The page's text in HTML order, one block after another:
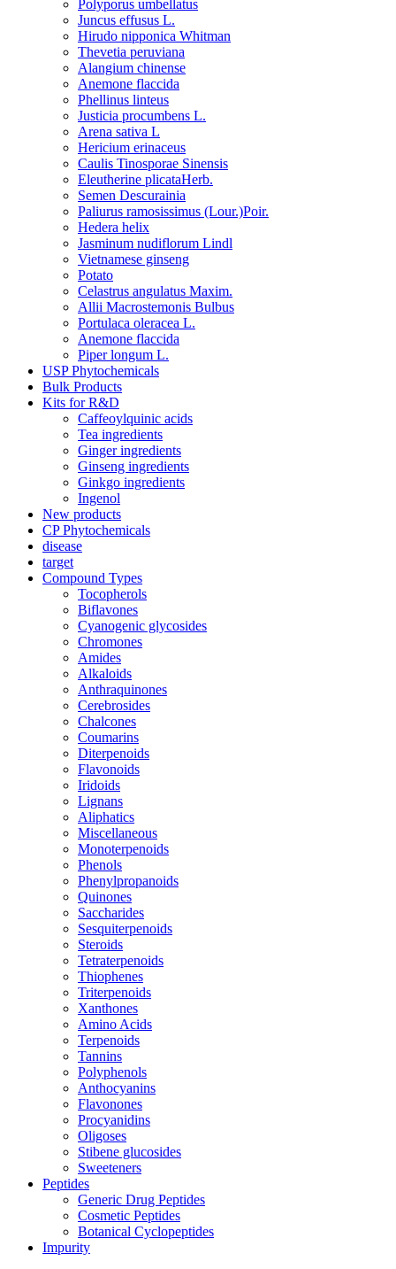
Polyporus umbellatus
Juncus effusus L.
Hirudo nipponica Whitman
Thevetia peruviana
Alangium chinense
Anemone flaccida
Phellinus linteus
Justicia procumbens L.
Arena sativa L
Hericium erinaceus
Caulis Tinosporae Sinensis
Eleutherine plicataHerb.
Semen Descurainia
Paliurus ramosissimus (Lour.)Poir.
Hedera helix
Jasminum nudiflorum Lindl
Vietnamese ginseng
Potato
Celastrus angulatus Maxim.
Allii Macrostemonis Bulbus
Portulaca oleracea L.
Anemone flaccida
Piper longum L.
USP Phytochemicals
Bulk Products
Kits for R&D
Caffeoylquinic acids
Tea ingredients
Ginger ingredients
Ginseng ingredients
Ginkgo ingredients
Ingenol
New products
CP Phytochemicals
disease
target
Compound Types
Tocopherols
Biflavones
Cyanogenic glycosides
Chromones
Amides
Alkaloids
Anthraquinones
Cerebrosides
Chalcones
Coumarins
Diterpenoids
Flavonoids
Iridoids
Lignans
Aliphatics
Miscellaneous
Monoterpenoids
Phenols
Phenylpropanoids
Quinones
Saccharides
Sesquiterpenoids
Steroids
Tetraterpenoids
Thiophenes
Triterpenoids
Xanthones
Amino Acids
Terpenoids
Tannins
Polyphenols
Anthocyanins
Flavonones
Procyanidins
Oligoses
Stibene glucosides
Sweeteners
Peptides
Generic Drug Peptides
Cosmetic Peptides
Botanical Cyclopeptides
Impurity